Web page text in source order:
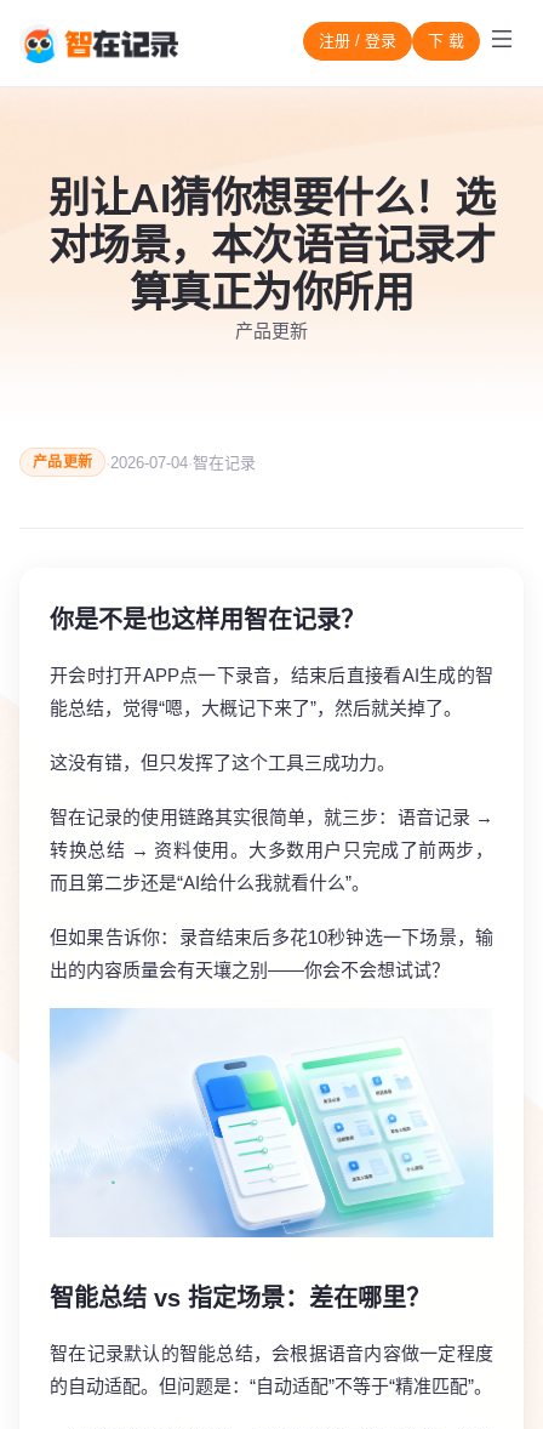
注册 / 登录 下 载
别让AI猜你想要什么！选
对场景，本次语音记录才
算真正为你所用
产品更新
产品更新 ·2026-07-04·智在记录
你是不是也这样用智在记录？
开会时打开APP点一下录音，结束后直接看AI生成的智
能总结，觉得“嗯，大概记下来了”，然后就关掉了。
这没有错，但只发挥了这个工具三成功力。
智在记录的使用链路其实很简单，就三步：语音记录 →
转换总结 → 资料使用。大多数用户只完成了前两步，
而且第二步还是“AI给什么我就看什么”。
但如果告诉你：录音结束后多花10秒钟选一下场景，输
出的内容质量会有天壤之别——你会不会想试试？
智能总结 vs 指定场景：差在哪里？
智在记录默认的智能总结，会根据语音内容做一定程度
的自动适配。但问题是：“自动适配”不等于“精准匹配”。